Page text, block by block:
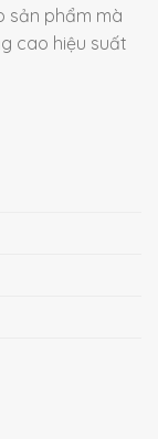
sản phẩm mà
cao hiệu suất